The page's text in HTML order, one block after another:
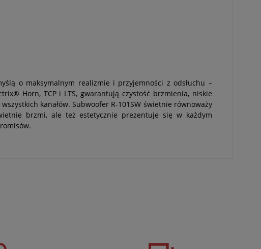
o maksymalnym realizmie i przyjemności z odsłuchu –
Horn, TCP i LTS, gwarantują czystość brzmienia, niskie
kanałów. Subwoofer R‑101SW świetnie równoważy
brzmi, ale też estetycznie prezentuje się w każdym